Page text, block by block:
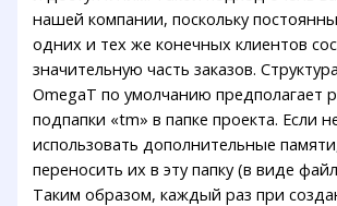
нашей компании, поскольку
одних и тех же конечных клиентов
значительную часть заказов.
OmegaT по умолчанию предполагает
подпапки «tm» в папке проекта. Если
использовать дополнительные
переносить их в эту папку (в виде
Таким образом, каждый раз при